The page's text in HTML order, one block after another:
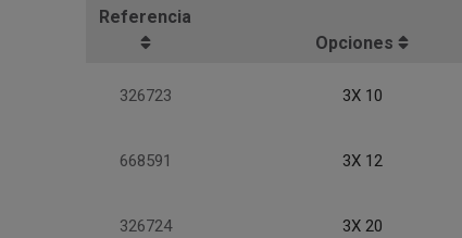
Referencia
Opciones
326723 3X 10
668591 3X 12
326724 3X 20